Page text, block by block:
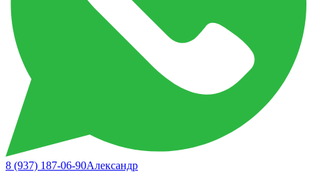
8 (937) 187-06-90Александр